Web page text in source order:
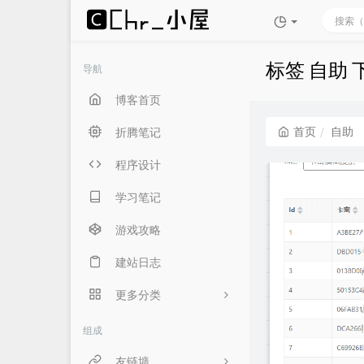
导航
博客首页
折腾笔记
程序设计
学习笔记
游戏攻略
建站日志
更多分类
言俞专用
组成
标签 自助
首页 自助